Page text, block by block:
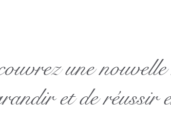
une
et de réussir